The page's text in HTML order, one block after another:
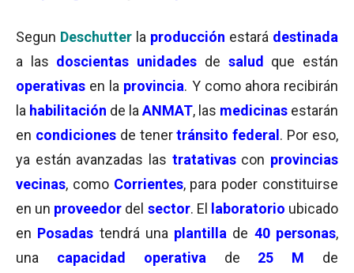
Segun Deschutter la producción estará destinada
a las doscientas unidades de salud
que están
operativas en la provincia. Y como ahora recibirán
la habilitación de la ANMAT, las medicinas estarán
en condiciones de tenertránsito federal . Por eso,
ya están avanzadas las tratativas con provincias
vecinas, como Corrientes, para poder constituirse
en un proveedor del sector. El laboratorio ubicado
en Posadas tendrá una plantilla de 40 personas,
una capacidad operativa de 25 M
de